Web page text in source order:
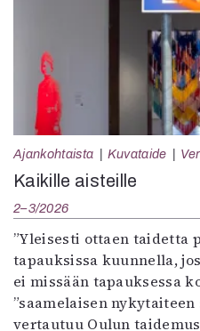
Ajankohtaista Kuvataide
Kaikille aisteille
2–3/2026
”Yleisesti ottaen taidetta
tapauksissa kuunnella,
ei missään tapauksessa
”saamelaisen
vertautuu Oulun